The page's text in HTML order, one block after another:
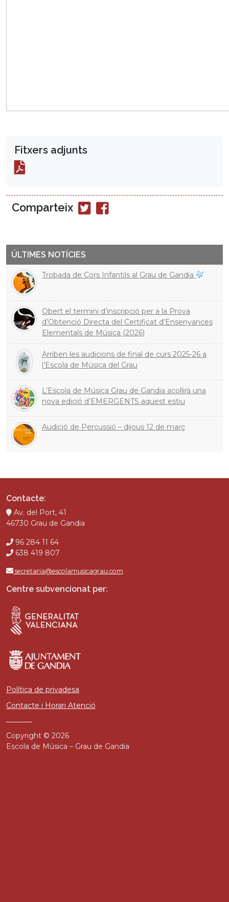
Fitxers adjunts
Comparteix
Compartir
en
Compartir
en
ÚLTIMES NOTÍCIES
Trobada de Cors Infantils al Grau de Gandia
Obert el termini d’inscripció per a la Prova
d’Obtenció Directa del Certificat d’Ensenyances
Elementals de Música (2026)
Arriben les audicions de final de curs 2025-26 a
l’Escola de Música del Grau
L’Escola de Música Grau de Gandia acollirà una
nova edició d’EMERGENTS aquest estiu
Audició de Percussió – dijous 12 de març
Contacte:
Av. del Port, 41
46730 Grau de Gandia
96 284 11 64
638 419 807
secretaria@escolamusicagrau.com
Centre subvencionat per:
Política de privadesa
Contacte i Horari Atenció
Copyright © 2026
Escola de Música – Grau de Gandia